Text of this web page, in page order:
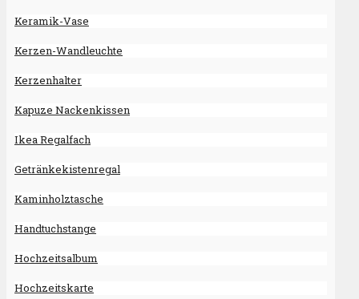
Keramik-Vase
Kerzen-Wandleuchte
Kerzenhalter
Kapuze Nackenkissen
Ikea Regalfach
Getränkekistenregal
Kaminholztasche
Handtuchstange
Hochzeitsalbum
Hochzeitskarte